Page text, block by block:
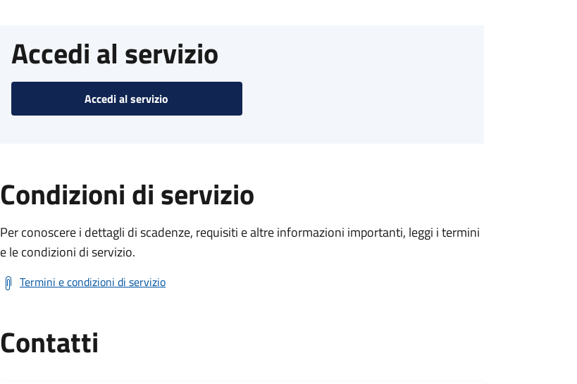
Accedi al servizio
Accedi al servizio
Condizioni di servizio
Per conoscere i dettagli di scadenze, requisiti e altre informazioni importanti, leggi i termini
e le condizioni di servizio.
Termini e condizioni di servizio
Contatti